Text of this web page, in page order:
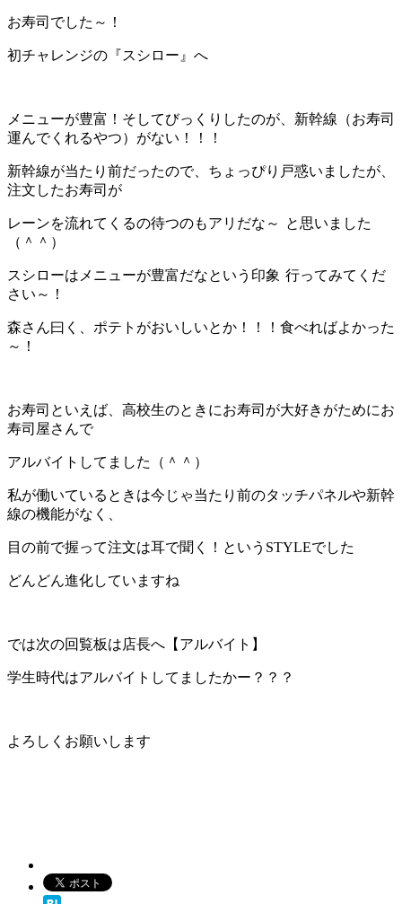
お寿司でした～！
初チャレンジの『スシロー』へ
メニューが豊富！そしてびっくりしたのが、新幹線（お寿司
運んでくれるやつ）がない！！！
新幹線が当たり前だったので、ちょっぴり戸惑いましたが、
注文したお寿司が
レーンを流れてくるの待つのもアリだな～
と思いました
（＾＾）
スシローはメニューが豊富だなという印象 行ってみてくだ
さい～！
森さん曰く、ポテトがおいしいとか！！！食べればよかった
～！
お寿司といえば、高校生のときにお寿司が大好きがためにお
寿司屋さんで
アルバイトしてました（＾＾）
私が働いているときは今じゃ当たり前のタッチパネルや新幹
線の機能がなく、
目の前で握って注文は耳で聞く！というSTYLEでした
どんどん進化していますね
では次の回覧板は店長へ【アルバイト】
学生時代はアルバイトしてましたかー？？？
よろしくお願いします